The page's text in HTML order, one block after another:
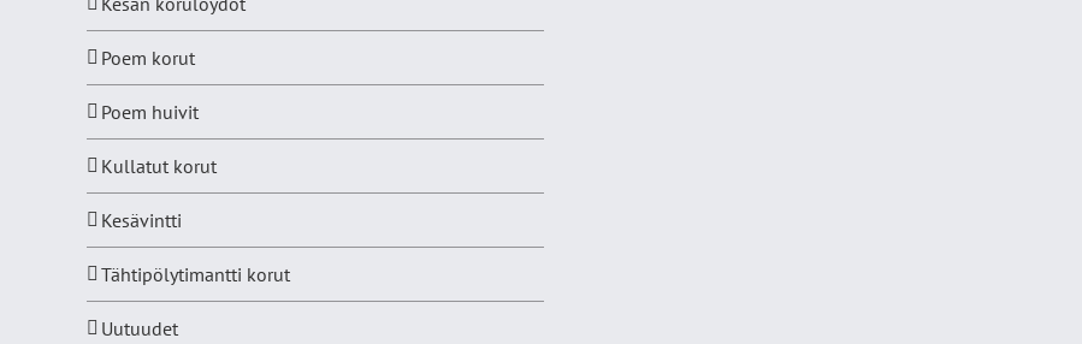
Poem korut
Poem huivit
Kullatut korut
Kesävintti
Tähtipölytimantti korut
Uutuudet